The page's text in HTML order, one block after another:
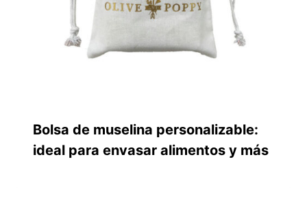
Bolsa de muselina personalizable:
ideal para envasar alimentos y más